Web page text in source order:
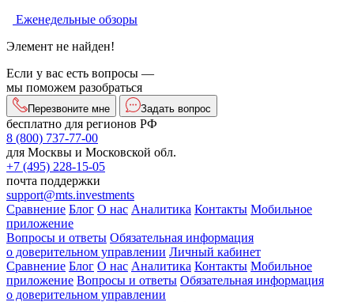
Еженедельные обзоры
Элемент не найден!
Если у вас есть вопросы —
мы поможем разобраться
Перезвоните мне Задать вопрос
бесплатно для регионов РФ
8 (800) 737-77-00
для Москвы и Московской обл.
+7 (495) 228-15-05
почта поддержки
support@mts.investments
Сравнение Блог О нас Аналитика Контакты Мобильное
приложение
Вопросы и ответы Обязательная информация
о доверительном управлении Личный кабинет
Сравнение Блог О нас Аналитика Контакты Мобильное
приложение Вопросы и ответы Обязательная информация
о доверительном управлении